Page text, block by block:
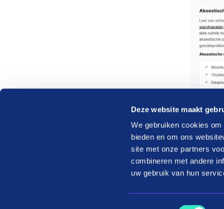
Deze website maakt
We gebruiken cookies
bieden en om ons
site met onze partners
combineren met andere
uw gebruik van hun
Toestemmingsselectie